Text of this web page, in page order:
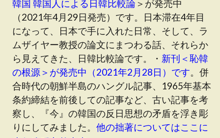
韓国 韓国人による日韓比較論 ＞が発売中
（2021年4月29日発売）です。日本滞在4年目
になって、日本で手に入れた日常、そして、ラ
ムザイヤー教授の論文にまつわる話、それらか
ら見えてきた、日韓比較論です。・ 新刊＜恥韓
の根源＞が発売中（2021年2月28日）です。併
合時代の朝鮮半島のハングル記事、1965年基本
条約締結を前後しての記事など、古い記事を考
察し、『今』の韓国の反日思想の矛盾を浮き彫
りにしてみました。 他の拙著についてはここに